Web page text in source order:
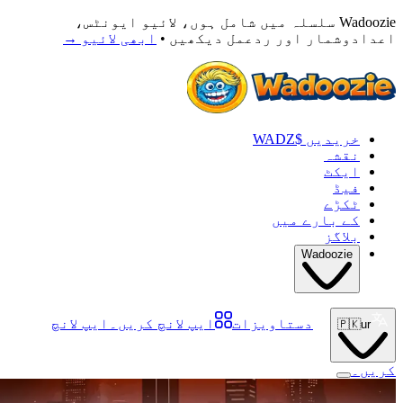
Wadoozie سلسلہ میں شامل ہوں، لائیو ایونٹس،
اعدادوشمار اور ردعمل دیکھیں •ابھی لائیو→
خریدیں $WADZ
نقشہ
ایکٹ
فیڈ
ٹکڑے
کے بارے میں
بلاگز
Wadoozie
🇵🇰ur دستاویزات ایپ لانچ کریں۔ ایپ لانچ
کریں۔